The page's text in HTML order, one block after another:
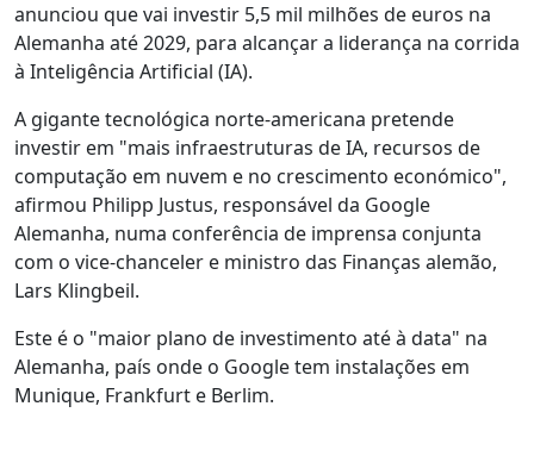
anunciou que vai investir 5,5 mil milhões de euros na
Alemanha até 2029, para alcançar a liderança na corrida
à Inteligência Artificial (IA).
A gigante tecnológica norte-americana pretende
investir em "mais infraestruturas de IA, recursos de
computação em nuvem e no crescimento económico",
afirmou Philipp Justus, responsável da Google
Alemanha, numa conferência de imprensa conjunta
com o vice-chanceler e ministro das Finanças alemão,
Lars Klingbeil.
Este é o "maior plano de investimento até à data" na
Alemanha, país onde o Google tem instalações em
Munique, Frankfurt e Berlim.